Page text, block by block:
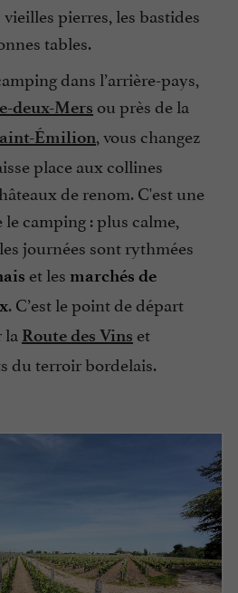
pierres, les bastides
tables.
dans l’arrière-pays,
deux-Mers ou près de la
Émilion , vous changez
place aux collines
de renom. C'est une
camping : plus calme,
journées sont rythmées
et les marchés de
. C’est le point de départ
Route des Vins et
du terroir bordelais.